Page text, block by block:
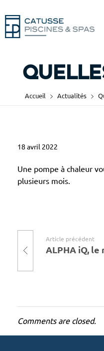
Accueil Actualités
Q
u
l
e
o
l
18 avril 2022
Une pompe à chaleur
plusieurs mois.
Article précédent
Comments are closed.